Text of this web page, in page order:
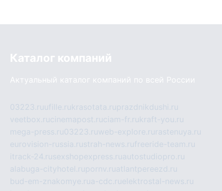
Каталог компаний
Актуальный каталог компаний по всей России
03223.ruufille.rukrasotata.ruprazdnikdushi.ru
veetbox.rucinemapost.ruciam-fr.rukraft-you.ru
mega-press.ru03223.ruweb-explore.ru rastenuya.ru
eurovision-russia.rustrah-news.rufreeride-team.ru
itrack-24.rusexshopexpress.ruautostudiopro.ru
alabuga-cityhotel.rupornv.ruatlantpereezd.ru
bud-em-znakomye.rua-cdc.ruelektrostal-news.ru